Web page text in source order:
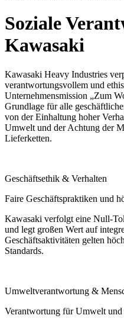
Soziale
Kawasaki
Kawasaki Heavy Industries
verantwortungsvollem und
Unternehmensmission „Zum
Grundlage für alle
von der Einhaltung hoher
Umwelt und der Achtung der
Lieferketten.
Geschäftsethik & Verhalten
Faire Geschäftspraktiken und
Kawasaki verfolgt eine Null-
und legt großen Wert auf
Geschäftsaktivitäten gelten
Standards.
Umweltverantwortung &
Verantwortung für Umwelt und